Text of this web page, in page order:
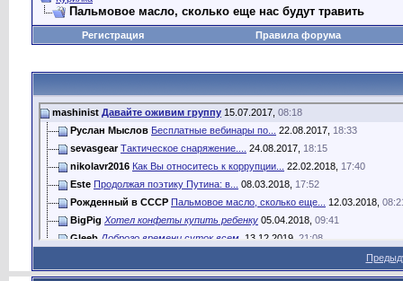
Пальмовое масло, сколько еще нас будут травить
Регистрация Правила форума
mashinist Давайте оживим группу 15.07.2017, 08:18
Руслан Мыслов Бесплатные вебинары по... 22.08.2017, 18:33
sevasgear Тактическое снаряжение.... 24.08.2017, 18:15
nikolavr2016 Как Вы относитесь к коррупции... 22.02.2018, 17:40
Este Продолжая поэтику Путина: в... 08.03.2018, 17:52
Рожденный в СССР Пальмовое масло, сколько еще... 12.03.2018,
BigPig Хотел конфеты купить ребенку 05.04.2018, 09:41
Gleeb Доброго времени суток всем. 13.12.2019, 21:08
Доброслав Пальмовое масло —...17.05.2020,10:40